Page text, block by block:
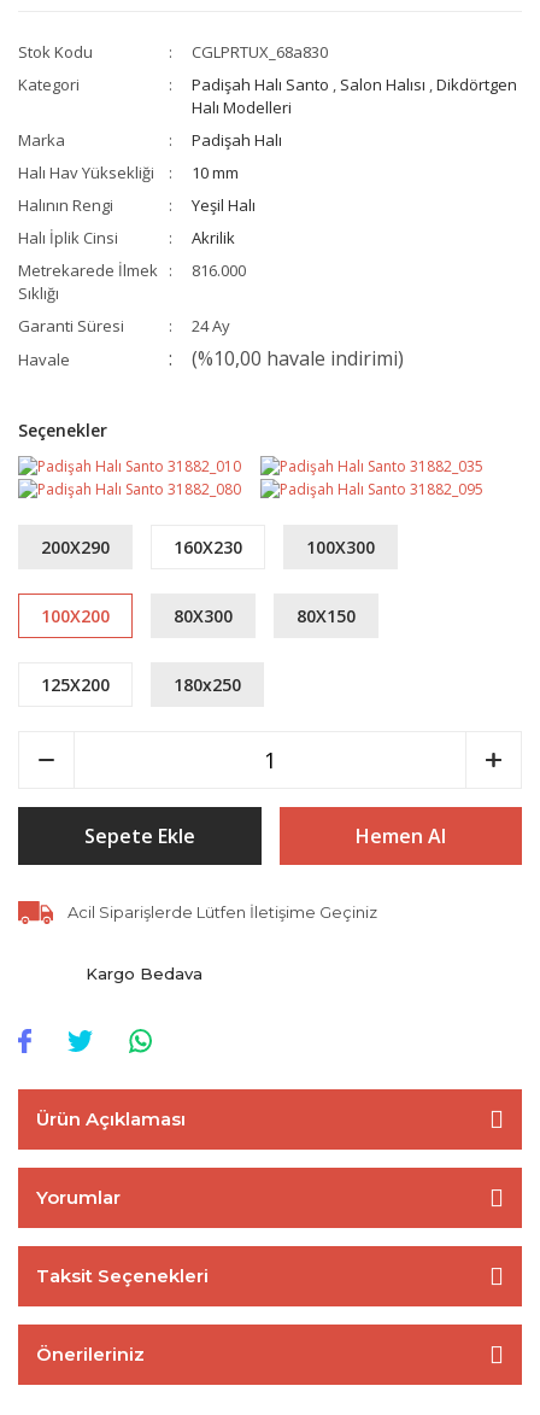
Stok Kodu
CGLPRTUX_68a830
Kategori
Padişah Halı Santo , Salon Halısı ,Dikdörtgen
Halı Modelleri
Marka
Padişah Halı
Halı Hav Yüksekliği
10 mm
Halının Rengi
Yeşil Halı
Halı İplik Cinsi
Akrilik
Metrekarede İlmek
Sıklığı
816.000
Garanti Süresi
24 Ay
Havale
(%10,00 havale indirimi)
Seçenekler
200X290 160X230 100X300
100X200 80X300 80X150
125X200 180x250
Sepete Ekle Hemen Al
Acil Siparişlerde Lütfen İletişime Geçiniz
Kargo Bedava
Ürün Açıklaması
Yorumlar
Taksit Seçenekleri
Önerileriniz